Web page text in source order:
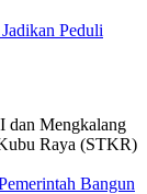
Peduli
Bangun